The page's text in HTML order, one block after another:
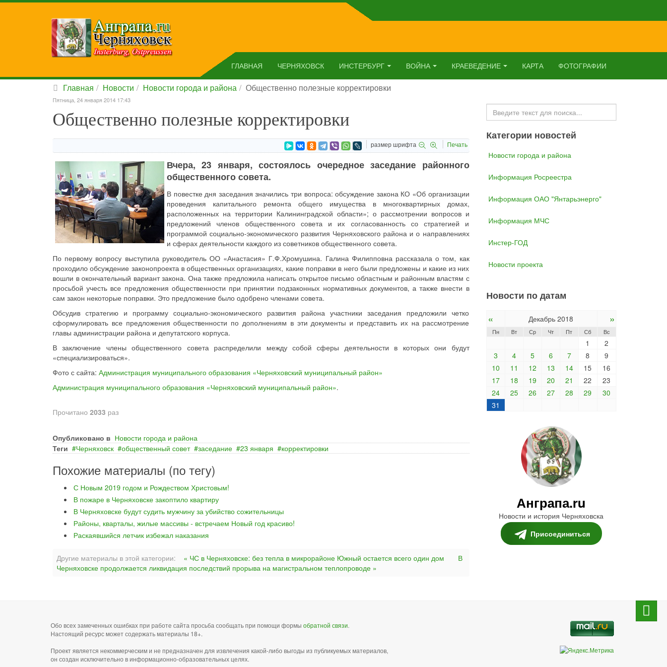
ГЛАВНАЯ ЧЕРНЯХОВСК ИНСТЕРБУРГ ВОЙНА КРАЕВЕДЕНИЕ КАРТА ФОТОГРАФИИ
Главная Новости Новости города и района Общественно полезные корректировки
Пятница, 24 января 2014 17:43
Общественно полезные корректировки
размер шрифта Печать
Вчера, 23 января, состоялось очередное заседание районного
общественного совета.
В повестке дня заседания значились три вопроса: обсуждение закона КО «Об организации
проведения капитального ремонта общего имущества в многоквартирных домах,
расположенных на территории Калининградской области»; о рассмотрении вопросов и
предложений членов общественного совета и их согласованность со стратегией и
программой социально-экономического развития Черняховского района и о направлениях
и сферах деятельности каждого из советников общественного совета.
По первому вопросу выступила руководитель ОО «Анастасия» Г.Ф.Хромушина. Галина Филипповна рассказала о том, как
проходило обсуждение законопроекта в общественных организациях, какие поправки в него были предложены и какие из них
вошли в окончательный вариант закона. Она также предложила написать открытое письмо областным и районным властям с
просьбой учесть все предложения общественности при принятии подзаконных нормативных документов, а также внести в
сам закон некоторые поправки. Это предложение было одобрено членами совета.
Обсудив стратегию и программу социально-экономического развития района участники заседания предложили четко
сформулировать все предложения общественности по дополнениям в эти документы и представить их на рассмотрение
главы администрации района и депутатского корпуса.
В заключение члены общественного совета распределили между собой сферы деятельности в которых они будут
«специализироваться».
Фото с сайта: Администрация муниципального образования «Черняховский муниципальный район»
Администрация муниципального образования «Черняховский муниципальный район».
Прочитано 2033 раз
Опубликовано в Новости города и района
Теги
Черняховск общественный совет заседание 23 января корректировки
Похожие материалы (по тегу)
С Новым 2019 годом и Рождеством Христовым!
В пожаре в Черняховске закоптило квартиру
В Черняховске будут судить мужчину за убийство сожительницы
Районы, кварталы, жилые массивы - встречаем Новый год красиво!
Раскаявшийся летчик избежал наказания
Другие материалы в этой категории: « ЧС в Черняховске: без тепла в микрорайоне Южный остается всего один дом
В
Черняховске продолжается ликвидация последствий прорыва на магистральном теплопроводе »
Искать...
Категории новостей
Новости города и района
Информация Росреестра
Информация ОАО "Янтарьэнерго"
Информация МЧС
Инстер-ГОД
Новости проекта
Новости по датам
« Декабрь 2018 »
Пн Вт Ср Чт Пт Сб Вс
1
2
3
4 5 6 7 8
9
10
11 12 13 14 15
16
17
18 19 20 21 22
23
24
25 26 27 28 29
30
31
Анграпа.ru
Новости и история Черняховска
Присоединиться
Обо всех замеченных ошибках при работе сайта просьба сообщать при помощи формы обратной связи.
Настоящий ресурс может содержать материалы 18+.
Проект является некоммерческим и не предназначен для извлечения какой-либо выгоды из публикуемых материалов,
он создан исключительно в информационно-образовательных целях.